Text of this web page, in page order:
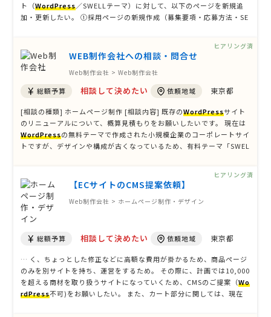
ト（WordPress／SWELLテーマ）に対して、以下のページを新規追
加・更新したい。 ①採用ページの新規作成（募集要項・応募方法・SE
WEB制作会社への相談・問合せ
Web制作会社 > Web制作会社
総額予算 相談して決めたい 依頼地域 東京都
[相談の種類] ホームページ制作 [相談内容] 既存のWordPressサイト
のリニューアルについて、概算見積もりをお願いしたいです。 現在は
WordPressの無料テーマで作成された小規模企業のコーポレートサイ
トですが、デザインや構成が古くなっているため、有料テーマ「SWEL
ヒアリング済
【ECサイトのCMS提案依頼】
Web制作会社 > ホームページ制作・デザイン
総額予算 相談して決めたい 依頼地域 東京都
… く、ちょっとした修正などに高額な費用が掛かるため、商品ページ
のみを別サイトを持ち、運営をするため。 その際に、計画では10,000
を超える商材を取り扱うサイトになっていくため、CMSのご提案（Wo
rdPress不可)をお願いしたい。 また、カート部分に関しては、現在
ヒアリング済